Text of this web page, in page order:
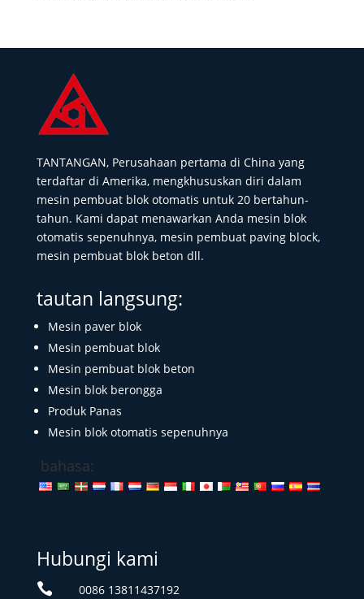
TANTANGAN, Perusahaan pertama di China yang
terdaftar di Amerika, mengkhususkan diri dalam
mesin pembuat blok otomatis untuk 20 bertahun-
tahun. Kami dapat menawarkan Anda mesin blok
otomatis sepenuhnya, mesin pembuat paving block,
mesin pembuat blok beton dll.
tautan langsung:
Mesin paver blok
Mesin pembuat blok
Mesin pembuat blok beton
Mesin blok berongga
Produk Panas
Mesin blok otomatis sepenuhnya
bahasa:
Hubungi kami
 0086 13811437192